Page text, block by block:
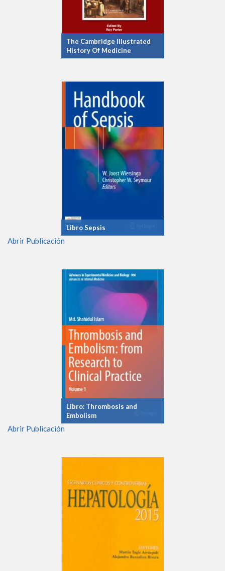
The Cambridge Illustrated
History Of Medicine
Libro Sepsis
Abrir Publicación
Libro: Thrombosis and
Embolism
Abrir Publicación